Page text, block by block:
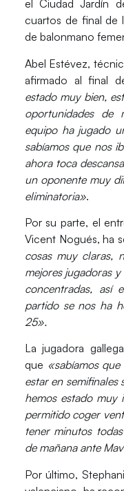
el Ciudad Jardín
cuartos de final de
de balonmano
Abel Estévez,
afirmado al final
estado muy bien,
oportunidades de
equipo ha jugado
sabíamos que nos
ahora toca
un oponente muy
eliminatoria».
Por su parte, el
Vicent Nogués, ha
cosas muy claras,
mejores jugadoras
concentradas, así
partido se nos ha
25».
La jugadora gallega
que «sabíamos
estar en semifinales
hemos estado muy
permitido coger
tener minutos
de mañana ante
Por último,